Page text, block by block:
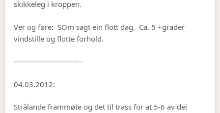
skikkeleg i kroppen.
Ver og føre: SOm sagt ein flott dag. Ca. 5 +grader
vindstille og flotte forhold.
—————————-
04.03.2012:
Strålande frammøte og det til trass for at 5-6 av dei